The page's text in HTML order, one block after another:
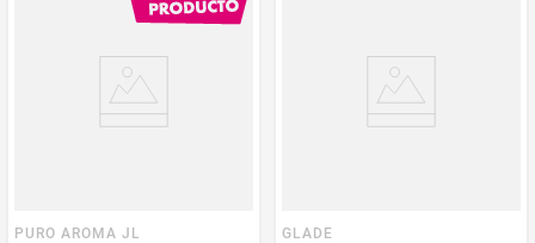
63
Producto (kg)
PURO AROMA JL GLADE